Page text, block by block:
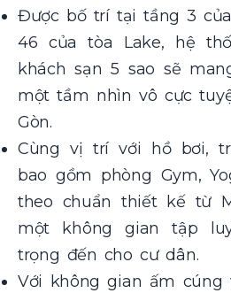
Được bố trí tại tầng 3
46 của tòa Lake, hệ
khách sạn 5 sao sẽ
một tầm nhìn vô cực
Gòn.
Cùng vị trí với hồ bơi,
bao gồm phòng Gym,
theo chuẩn thiết kế từ
một không gian tập
trọng đến cho cư dân.
Với không gian ấm cúng